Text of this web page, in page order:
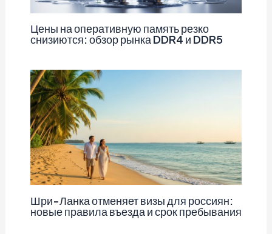
Цены на оперативную память резко
снизиются: обзор рынка DDR4 и DDR5
Шри-Ланка отменяет визы для россиян:
новые правила въезда и срок пребывания